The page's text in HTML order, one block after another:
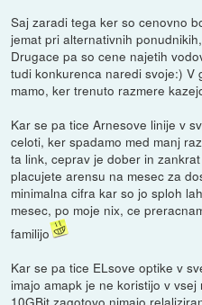
Saj zaradi tega ker so cenovno
jemat pri alternativnih
Drugace pa so cene najetih
tudi konkurenca naredi svoje:) V
mamo, ker trenuto razmere
Kar se pa tice Arnesove linije v
celoti, ker spadamo med manj
ta link, ceprav je dober in
placujete arensu na mesec za
minimalna cifra kar so jo sploh
mesec, po moje nix, ce
familijo
Kar se pa tice ELsove optike v
imajo amapk je ne koristijo v
10GBit zagotovo nimajo